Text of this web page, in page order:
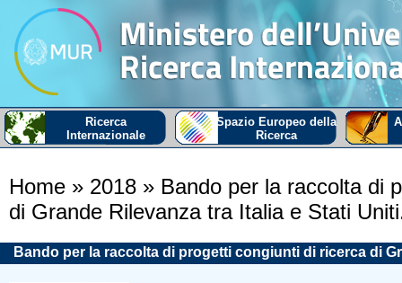
Ricerca
Internazionale
Spazio Europeo della
Ricerca
Home » 2018 » Bando per la raccolta di
di Grande Rilevanza tra Italia e Stati
Bando per la raccolta di progetti congiunti di ricerca di